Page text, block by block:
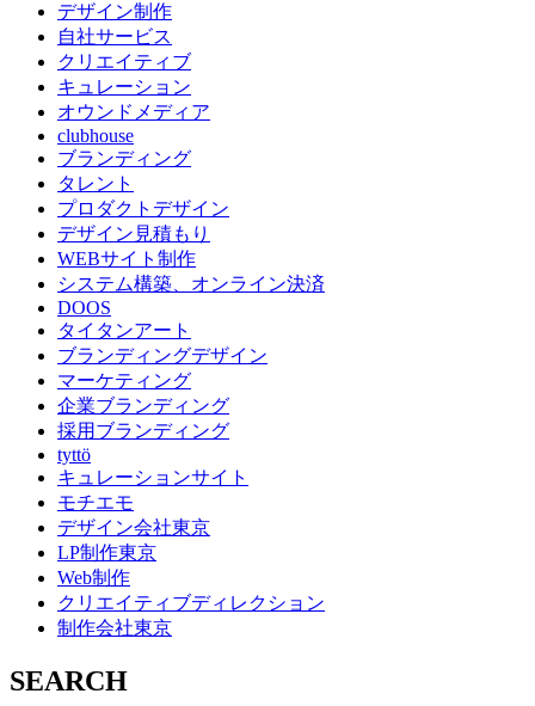
デザイン制作
自社サービス
クリエイティブ
キュレーション
オウンドメディア
clubhouse
ブランディング
タレント
プロダクトデザイン
デザイン見積もり
WEBサイト制作
システム構築、オンライン決済
DOOS
タイタンアート
ブランディングデザイン
マーケティング
企業ブランディング
採用ブランディング
tyttö
キュレーションサイト
モチエモ
デザイン会社東京
LP制作東京
Web制作
クリエイティブディレクション
制作会社東京
SEARCH